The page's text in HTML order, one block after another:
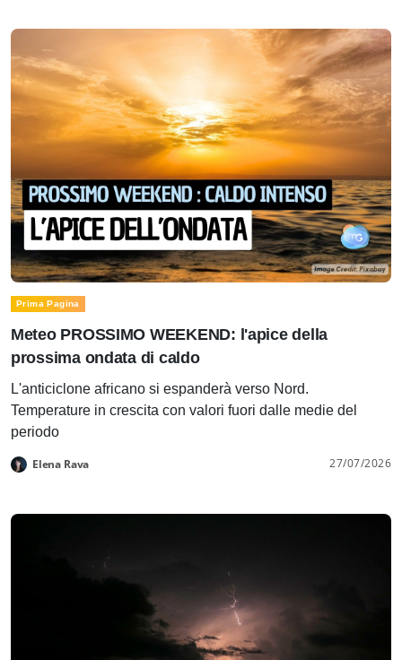
Prima Pagina
Meteo PROSSIMO WEEKEND: l'apice della
prossima ondata di caldo
L'anticiclone africano si espanderà verso Nord.
Temperature in crescita con valori fuori dalle medie del
periodo
Elena Rava 27/07/2026